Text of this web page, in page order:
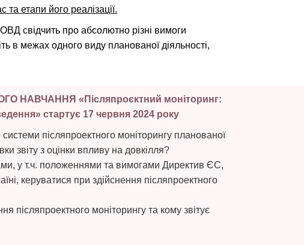
етапи його реалізації.
свідчить про абсолютно різні вимоги
в межах одного виду планованої діяльності,
НАВЧАННЯ «Післяпроєктний моніторинг:
стартує 17 червня 2024 року
післяпроектного моніторингу планованої
звіту з оцінки впливу на довкілля?
у т.ч. положеннями та вимогами Директив ЄС,
керуватися при здійснення післяпроектного
післяпроектного моніторингу та кому звітує